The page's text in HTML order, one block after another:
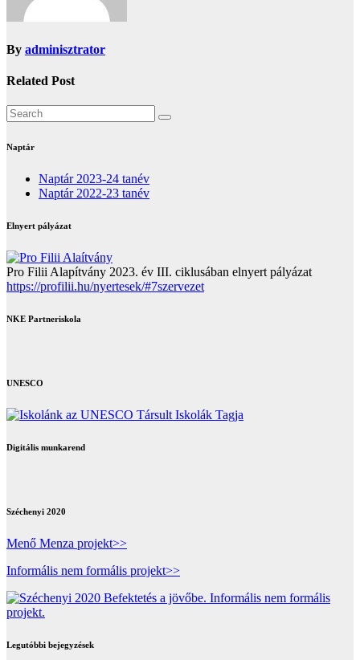
By adminisztrator
Related Post
Naptár
Naptár 2023-24 tanév
Naptár 2022-23 tanév
Elnyert pályázat
Pro Filii Alapítvány 2023. év III. ciklusában elnyert pályázat
https://profilii.hu/nyertesek/#7szervezet
NKE Partneriskola
UNESCO
Digitális munkarend
Széchenyi 2020
Menő Menza projekt>>
Informális nem formális projekt>>
Legutóbbi bejegyzések